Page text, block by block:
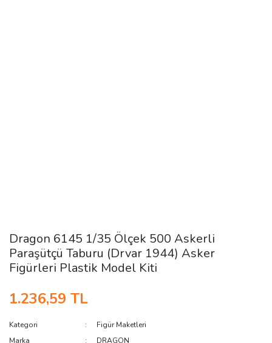
Dragon 6145 1/35 Ölçek 500 Askerli
Paraşütçü Taburu (Drvar 1944) Asker
Figürleri Plastik Model Kiti
1.236,59 TL
Kategori
Figür Maketleri
Marka
DRAGON